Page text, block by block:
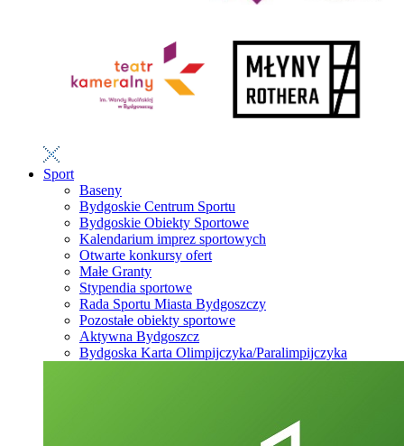
Sport
Baseny
Bydgoskie Centrum Sportu
Bydgoskie Obiekty Sportowe
Kalendarium imprez sportowych
Otwarte konkursy ofert
Małe Granty
Stypendia sportowe
Rada Sportu Miasta Bydgoszczy
Pozostałe obiekty sportowe
Aktywna Bydgoszcz
Bydgoska Karta Olimpijczyka/Paralimpijczyka